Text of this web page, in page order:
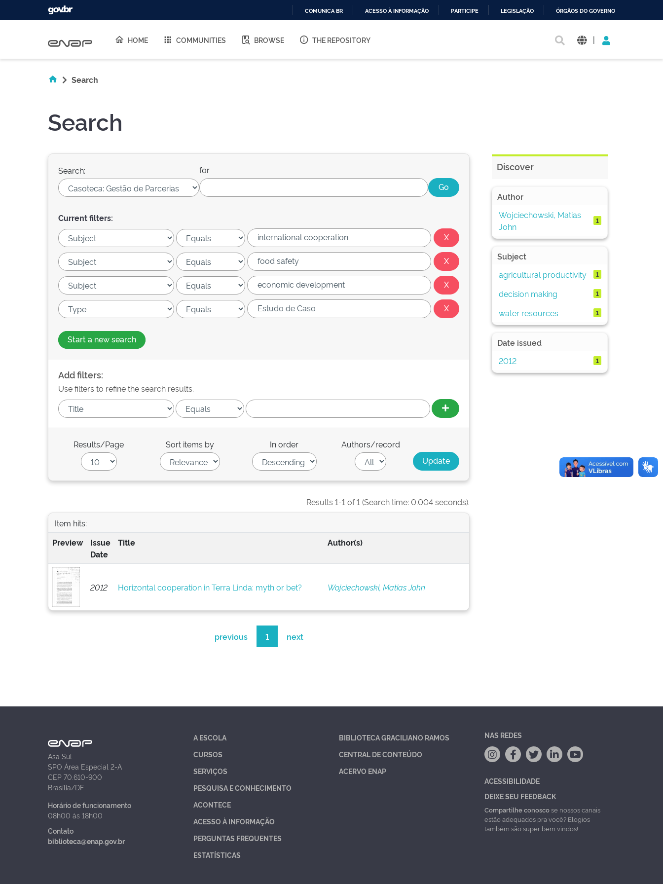
O
COMUNICA BR ACESSO À INFORMAÇÃO PARTICIPE LEGISLAÇÃO ÓRGÃOS DO GOVERNO
HOME COMMUNITIES BROWSE THE REPOSITORY |
Search
Search
Search: for
Current filters:
Start a new search
Add filters:
Use filters to refine the search results.
Results/Page Sort items by In order Authors/record
Results 1-1 of 1 (Search time: 0.004 seconds).
Item hits:
Preview
Issue
Date
Title Author(s)
2012 Horizontal cooperation in Terra Linda: myth or bet? Wojciechowski, Matias John
previous 1 next
Discover
Author
Wojciechowski, Matias
John
1
Subject
agricultural productivity
1
decision making 1
water resources 1
Date issued
2012
1
Asa Sul
SPO Área Especial 2-A
CEP 70.610-900
Brasília/DF
Horário de funcionamento
08h00 às 18h00
Contato
biblioteca@enap.gov.br
A ESCOLA
CURSOS
SERVIÇOS
PESQUISA E CONHECIMENTO
ACONTECE
ACESSO À INFORMAÇÃO
PERGUNTAS FREQUENTES
ESTATÍSTICAS
BIBLIOTECA GRACILIANO RAMOS
CENTRAL DE CONTEÚDO
ACERVO ENAP
NAS REDES
ACESSIBILIDADE
DEIXE SEU FEEDBACK
Compartilhe conoscose nossos canais
estão adequados pra você? Elogios
também são super bem vindos!